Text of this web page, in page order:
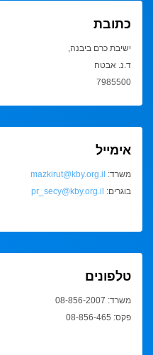
כתובת
ישיבת כרם ביבנה,
ד.נ. אבטח
7985500
אימייל
משרד: mazkirut@kby.org.il
בוגרים: pr_secy@kby.org.il
טלפונים
משרד: 08-856-2007
פקס: 08-856-465